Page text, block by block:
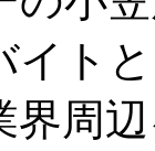
イト
界周